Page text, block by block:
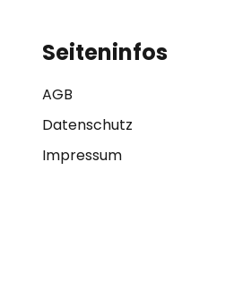
Seiteninfos
AGB
Datenschutz
Impressum